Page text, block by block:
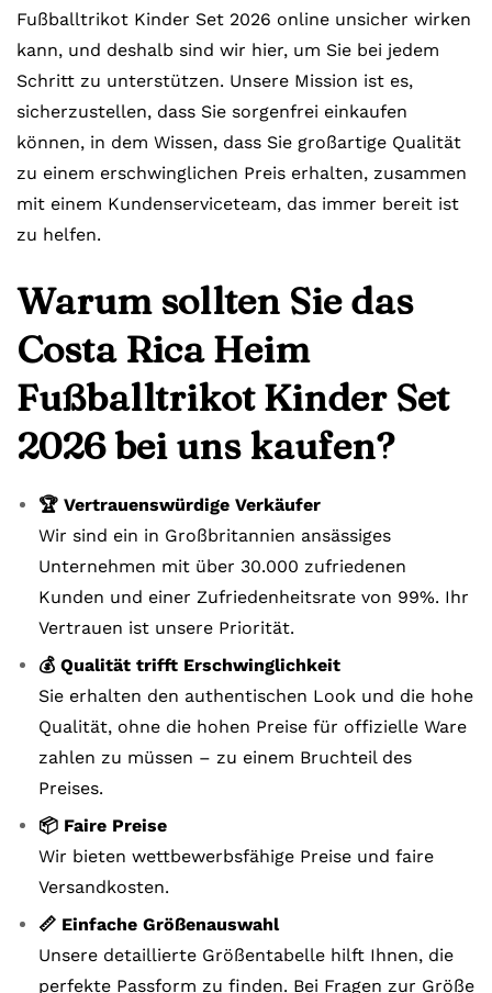
Fußballtrikot Kinder Set 2026 online unsicher wirken
kann, und deshalb sind wir hier, um Sie bei jedem
Schritt zu unterstützen. Unsere Mission ist es,
sicherzustellen, dass Sie sorgenfrei einkaufen
können, in dem Wissen, dass Sie großartige Qualität
zu einem erschwinglichen Preis erhalten, zusammen
mit einem Kundenserviceteam, das immer bereit ist
zu helfen.
Warum sollten Sie das
Costa Rica Heim
Fußballtrikot Kinder Set
2026 bei uns kaufen?
🏆 Vertrauenswürdige Verkäufer
Wir sind ein in Großbritannien ansässiges
Unternehmen mit über 30.000 zufriedenen
Kunden und einer Zufriedenheitsrate von 99%. Ihr
Vertrauen ist unsere Priorität.
💰 Qualität trifft Erschwinglichkeit
Sie erhalten den authentischen Look und die hohe
Qualität, ohne die hohen Preise für offizielle Ware
zahlen zu müssen – zu einem Bruchteil des
Preises.
📦 Faire Preise
Wir bieten wettbewerbsfähige Preise und faire
Versandkosten.
📏 Einfache Größenauswahl
Unsere detaillierte Größentabelle hilft Ihnen, die
perfekte Passform zu finden. Bei Fragen zur Größe